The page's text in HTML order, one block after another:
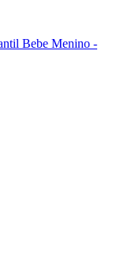
Bebe Menino -